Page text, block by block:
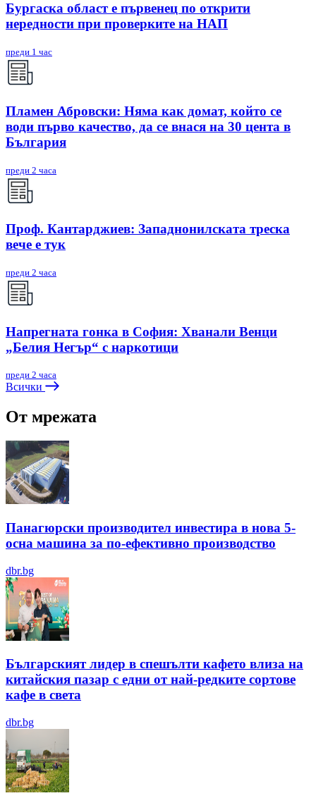
Бургаска област е първенец по открити
нередности при проверките на НАП
преди 1 час
Пламен Абровски: Няма как домат, който се
води първо качество, да се внася на 30 цента в
България
преди 2 часа
Проф. Кантарджиев: Западнонилската треска
вече е тук
преди 2 часа
Напрегната гонка в София: Хванали Венци
„Белия Негър“ с наркотици
преди 2 часа
Всички
От мрежата
Панагюрски производител инвестира в нова 5-
осна машина за по-ефективно производство
dbr.bg
Българският лидер в спешълти кафето влиза на
китайския пазар с едни от най-редките сортове
кафе в света
dbr.bg